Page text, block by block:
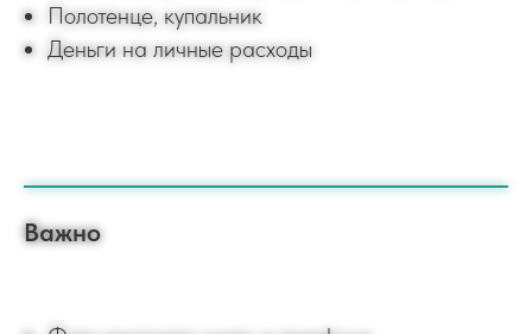
Полотенце, купальник
Деньги на личные расходы
Важно